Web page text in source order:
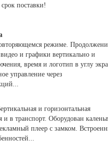
поставки!
режиме.
и графики вертикально и
время и логотип в углу
управление через
и горизонтальная
в транспорт. Оборудован
плеер с замком.